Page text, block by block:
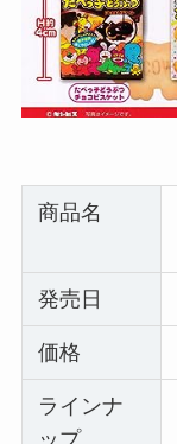
商品名
発売日
価格
ラインナ
ップ